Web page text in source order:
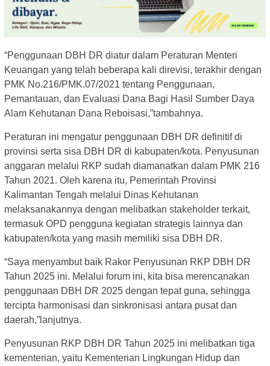
“Penggunaan DBH DR diatur dalam Peraturan Menteri
Keuangan yang telah beberapa kali direvisi, terakhir dengan
PMK No.216/PMK.07/2021 tentang Penggunaan,
Pemantauan, dan Evaluasi Dana Bagi Hasil Sumber Daya
Alam Kehutanan Dana Reboisasi,”tambahnya.
Peraturan ini mengatur penggunaan DBH DR definitif di
provinsi serta sisa DBH DR di kabupaten/kota. Penyusunan
anggaran melalui RKP sudah diamanatkan dalam PMK 216
Tahun 2021. Oleh karena itu, Pemerintah Provinsi
Kalimantan Tengah melalui Dinas Kehutanan
melaksanakannya dengan melibatkan stakeholder terkait,
termasuk OPD pengguna kegiatan strategis lainnya dan
kabupaten/kota yang masih memiliki sisa DBH DR.
“Saya menyambut baik Rakor Penyusunan RKP DBH DR
Tahun 2025 ini. Melalui forum ini, kita bisa merencanakan
penggunaan DBH DR 2025 dengan tepat guna, sehingga
tercipta harmonisasi dan sinkronisasi antara pusat dan
daerah,”lanjutnya.
Penyusunan RKP DBH DR Tahun 2025 ini melibatkan tiga
kementerian, yaitu Kementerian Lingkungan Hidup dan